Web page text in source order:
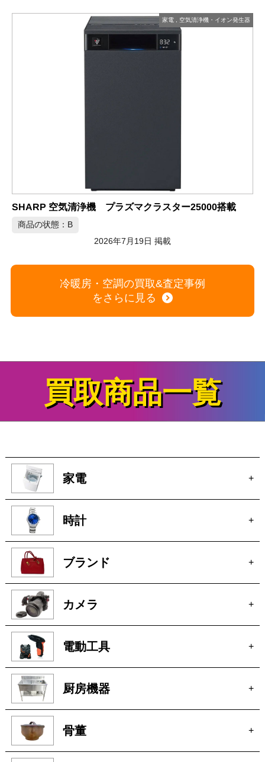
空気清浄機・イオン発生器
空気清浄機 プラズマクラスター25000搭載
品の状態：B
2026年7月19日 掲載
エア
冷暖房・空調の買取&査定事例
をさらに見る
買取商品一覧
家電 +
時計 +
ブランド +
カメラ +
電動工具 +
厨房機器 +
骨董 +